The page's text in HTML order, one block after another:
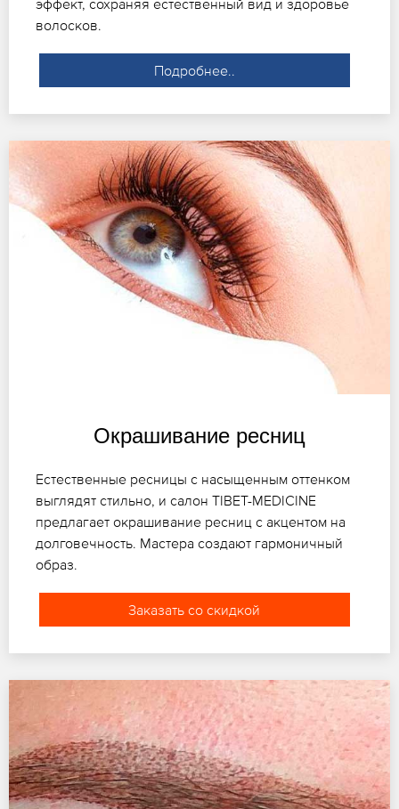
эффект, сохраняя естественный вид и здоровье
волосков.
Подробнее..
Окрашивание ресниц
Естественные ресницы с насыщенным оттенком
выглядят стильно, и салон TIBET-MEDICINE
предлагает окрашивание ресниц с акцентом на
долговечность. Мастера создают гармоничный
образ.
Заказать со скидкой